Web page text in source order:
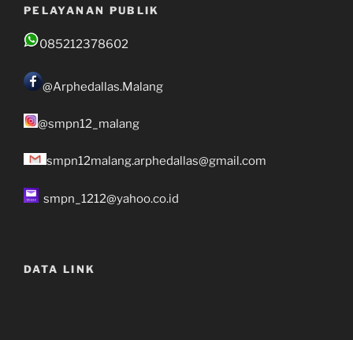
PELAYANAN PUBLIK
085212378602
@Arphedallas.Malang
@smpn12_malang
smpn12malang.arphedallas@gmail.com
smpn_1212@yahoo.co.id
DATA LINK